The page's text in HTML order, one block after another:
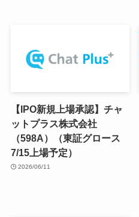
【IPO新規上場承認】チャ
ットプラス株式会社
（598A）（東証グロース
7/15上場予定）
2026/06/11